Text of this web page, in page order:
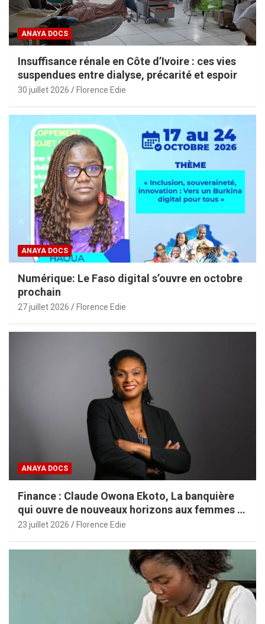
ANAYA DOCS
Insuffisance rénale en Côte d’Ivoire : ces vies
suspendues entre dialyse, précarité et espoir
30 juillet 2026 Florence Edie
ANAYA DOCS
Numérique: Le Faso digital s’ouvre en octobre
prochain
27 juillet 2026 Florence Edie
ANAYA DOCS
Finance : Claude Owona Ekoto, La banquière
qui ouvre de nouveaux horizons aux femmes et
aux PME africaines
23 juillet 2026 Florence Edie